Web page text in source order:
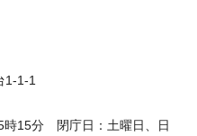
1-1-1
時15分 閉庁日：土曜日、日